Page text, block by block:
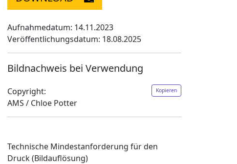
Aufnahmedatum: 14.11.2023
Veröffentlichungsdatum: 18.08.2025
Bildnachweis bei Verwendung
Copyright: Kopieren
AMS / Chloe Potter
Technische Mindestanforderung für den
Druck (Bildauflösung)